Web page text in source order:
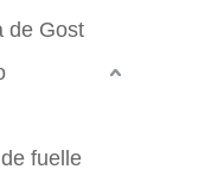
de Gost
fuelle